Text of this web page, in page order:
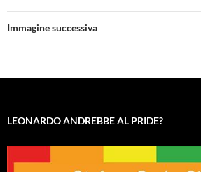
Immagine successiva
LEONARDO ANDREBBE AL PRIDE?